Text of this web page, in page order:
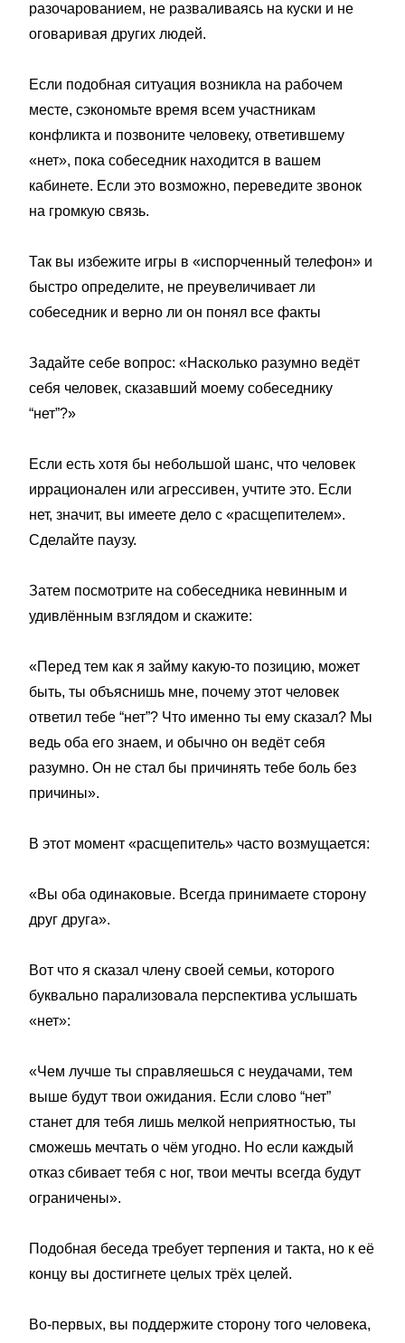
разочарованием, не разваливаясь на куски и не
оговаривая других людей.
Если подобная ситуация возникла на рабочем
месте, сэкономьте время всем участникам
конфликта и позвоните человеку, ответившему
«нет», пока собеседник находится в вашем
кабинете. Если это возможно, переведите звонок
на громкую связь.
Так вы избежите игры в «испорченный телефон» и
быстро определите, не преувеличивает ли
собеседник и верно ли он понял все факты
Задайте себе вопрос: «Насколько разумно ведёт
себя человек, сказавший моему собеседнику
“нет”?»
Если есть хотя бы небольшой шанс, что человек
иррационален или агрессивен, учтите это. Если
нет, значит, вы имеете дело с «расщепителем».
Сделайте паузу.
Затем посмотрите на собеседника невинным и
удивлённым взглядом и скажите:
«Перед тем как я займу какую-то позицию, может
быть, ты объяснишь мне, почему этот человек
ответил тебе “нет”? Что именно ты ему сказал? Мы
ведь оба его знаем, и обычно он ведёт себя
разумно. Он не стал бы причинять тебе боль без
причины».
В этот момент «расщепитель» часто возмущается:
«Вы оба одинаковые. Всегда принимаете сторону
друг друга».
Вот что я сказал члену своей семьи, которого
буквально парализовала перспектива услышать
«нет»:
«Чем лучше ты справляешься с неудачами, тем
выше будут твои ожидания. Если слово “нет”
станет для тебя лишь мелкой неприятностью, ты
сможешь мечтать о чём угодно. Но если каждый
отказ сбивает тебя с ног, твои мечты всегда будут
ограничены».
Подобная беседа требует терпения и такта, но к её
концу вы достигнете целых трёх целей.
Во-первых, вы поддержите сторону того человека,